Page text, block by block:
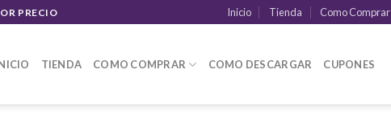
PRECIO Inicio Tienda Como Comprar
TIENDA COMO COMPRAR COMO DESCARGAR CUPONES